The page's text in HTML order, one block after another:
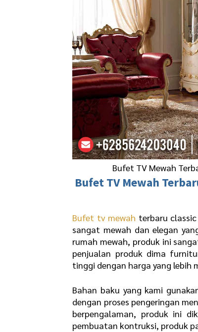
Bufet TV Mewah
Bufet TV Mewah
Bufet tv mewah terbaru
sangat mewah dan elegan
rumah mewah, produk ini
penjualan produk dima
tinggi dengan harga yang lebih
Bahan baku yang kami
dengan proses pengeringan
berpengalaman, produk ini
pembuatan kontruksi, produk